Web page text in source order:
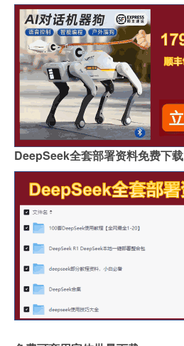
DeepSeek全套部署资料免费下载